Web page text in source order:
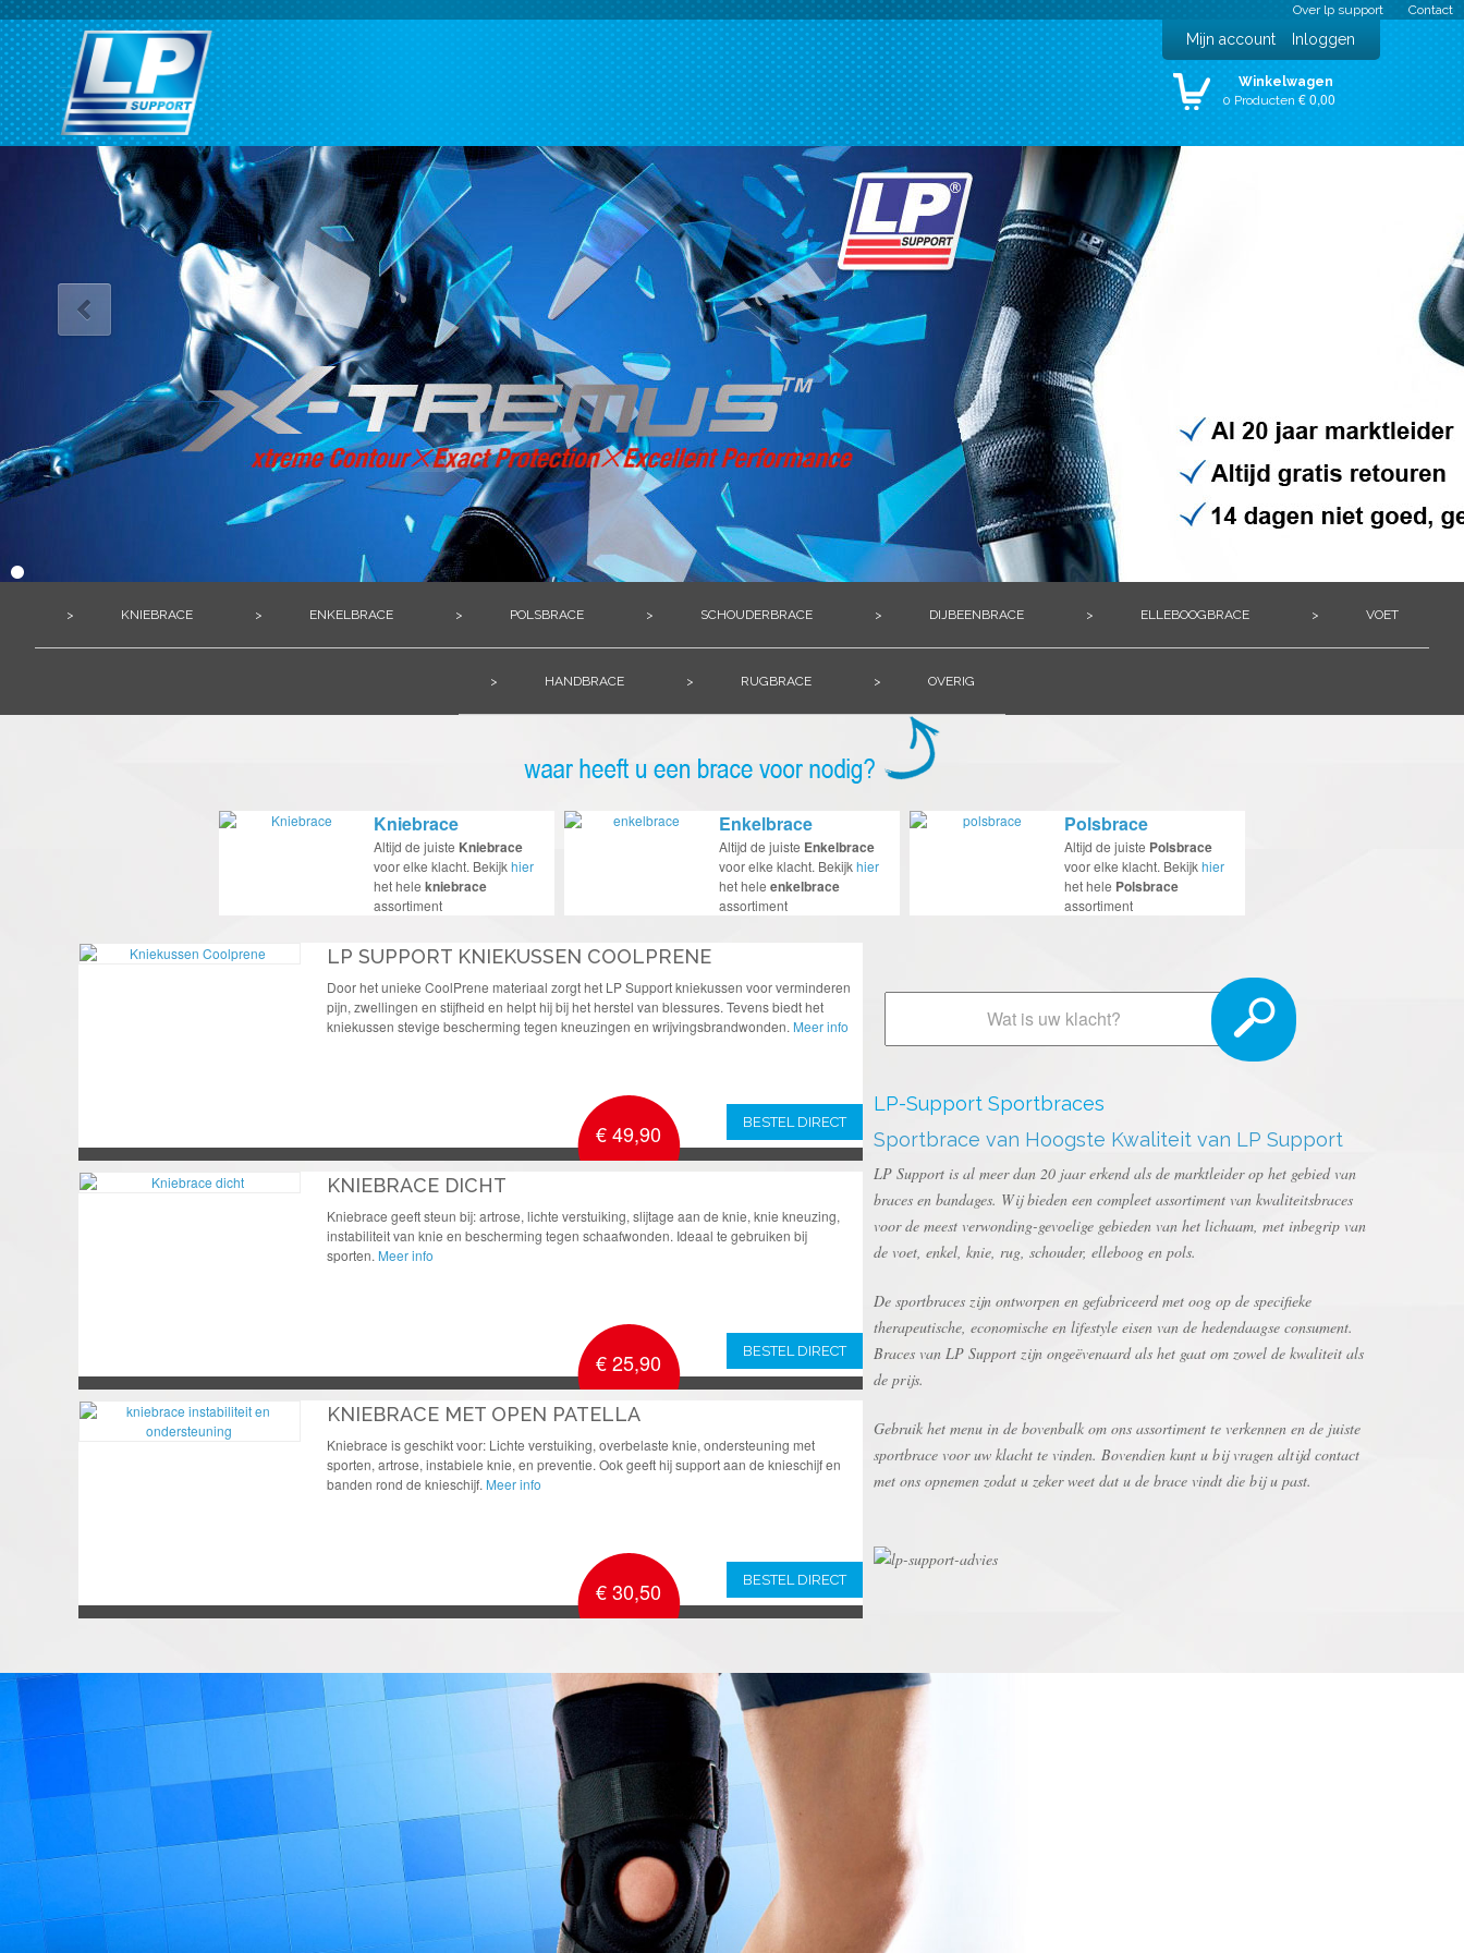
Over lp support Contact
Mijn account Inloggen
Winkelwagen
0 Producten € 0,00
> KNIEBRACE > ENKELBRACE > POLSBRACE > SCHOUDERBRACE > DIJBEENBRACE > ELLEBOOGBRACE > VOET
> HANDBRACE > RUGBRACE > OVERIG
Kniebrace
Altijd de juiste Kniebrace
voor elke klacht. Bekijkhier
het hele kniebrace
assortiment
Enkelbrace
Altijd de juiste Enkelbrace
voor elke klacht. Bekijkhier
het hele enkelbrace
assortiment
Polsbrace
Altijd de juiste Polsbrace
voor elke klacht. Bekijkhier
het hele Polsbrace
assortiment
LP SUPPORT KNIEKUSSEN COOLPRENE
Door het unieke CoolPrene materiaal zorgt het LP Support kniekussen voor verminderen
pijn, zwellingen en stijfheid en helpt hij bij het herstel van blessures. Tevens biedt het
kniekussen stevige bescherming tegen kneuzingen en wrijvingsbrandwonden. Meer info
€ 49,90 BESTEL DIRECT
KNIEBRACE DICHT
Kniebrace geeft steun bij: artrose, lichte verstuiking, slijtage aan de knie, knie kneuzing,
instabiliteit van knie en bescherming tegen schaafwonden. Ideaal te gebruiken bij
sporten. Meer info
€ 25,90 BESTEL DIRECT
KNIEBRACE MET OPEN PATELLA
Kniebrace is geschikt voor: Lichte verstuiking, overbelaste knie, ondersteuning met
sporten, artrose, instabiele knie, en preventie. Ook geeft hij support aan de knieschijf en
banden rond de knieschijf. Meer info
€ 30,50 BESTEL DIRECT
LP-Support Sportbraces
Sportbrace van Hoogste Kwaliteit van LP Support
LP Support is al meer dan 20 jaar erkend als de marktleider op het gebied van
braces en bandages. Wij bieden een compleet assortiment van kwaliteitsbraces
voor de meest verwonding-gevoelige gebieden van het lichaam, met inbegrip van
de voet, enkel, knie, rug, schouder, elleboog en pols.
De sportbraces zijn ontworpen en gefabriceerd met oog op de specifieke
therapeutische, economische en lifestyle eisen van de hedendaagse consument.
Braces van LP Support zijn ongeëvenaard als het gaat om zowel de kwaliteit als
de prijs.
Gebruik het menu in de bovenbalk om ons assortiment te verkennen en de juiste
sportbrace voor uw klacht te vinden. Bovendien kunt u bij vragen altijd contact
met ons opnemen zodat u zeker weet dat u de brace vindt die bij u past.